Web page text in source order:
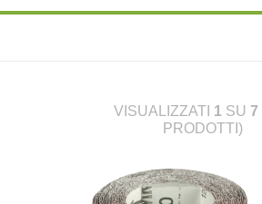
10 SUPREMA CATENA LUMINOSA SOLARE, 20
VISUALIZZATI 1 SU 7
PRODOTTI)